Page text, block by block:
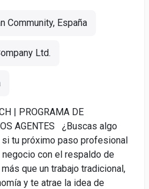
Community, España
Ltd.
| PROGRAMA DE
AGENTES ¿Buscas algo
si tu próximo paso profesional
con el respaldo de
que un trabajo tradicional,
y te atrae la idea de